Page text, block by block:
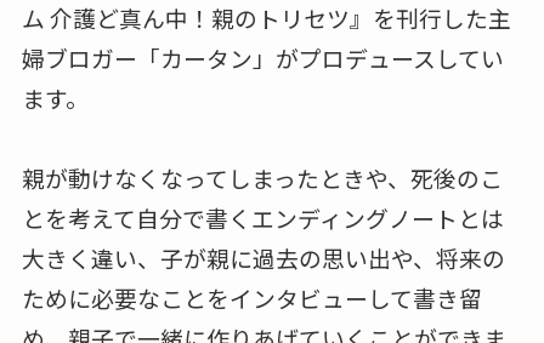
ム 介護ど真ん中！親のトリセツ』を刊行した主
婦ブロガー「カータン」がプロデュースしてい
ます。
親が動けなくなってしまったときや、死後のこ
とを考えて自分で書くエンディングノートとは
大きく違い、子が親に過去の思い出や、将来の
ために必要なことをインタビューして書き留